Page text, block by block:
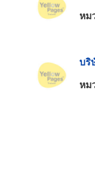
หม
บริ
หม